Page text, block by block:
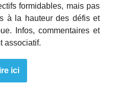
formidables, mais pas
à la hauteur des défis et
Infos, commentaires et
associatif.
ici